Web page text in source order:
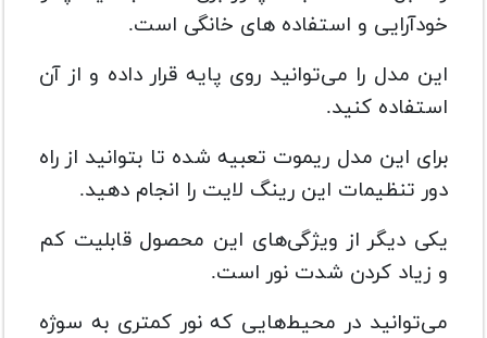
خودآرایی و استفاده های خانگی است.
این مدل را می‌توانید روی پایه قرار داده و از آن
استفاده کنید.
برای این مدل ریموت تعبیه شده تا بتوانید از راه
دور تنظیمات این رینگ لایت را انجام دهید.
یکی دیگر از ویژگی‌های این محصول قابلیت کم
و زیاد کردن شدت نور است.
می‌توانید در محیط‌هایی که نور کمتری به سوژه